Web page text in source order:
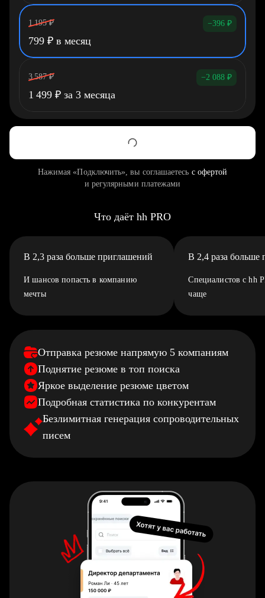
1 195 ₽ −396 ₽
799 ₽ в месяц
3 587 ₽ −2 088 ₽
1 499 ₽ за 3 месяца
Нажимая «Подключить», вы соглашаетесь с офертой
и регулярными платежами
Что даёт hh PRO
В 2,3 раза больше приглашений
И шансов попасть в компанию
мечты
В 2,4 раза больше
Специалистов с hh
чаще
Отправка резюме напрямую 5 компаниям
Поднятие резюме в топ поиска
Яркое выделение резюме цветом
Подробная статистика по конкурентам
Безлимитная генерация сопроводительных
писем